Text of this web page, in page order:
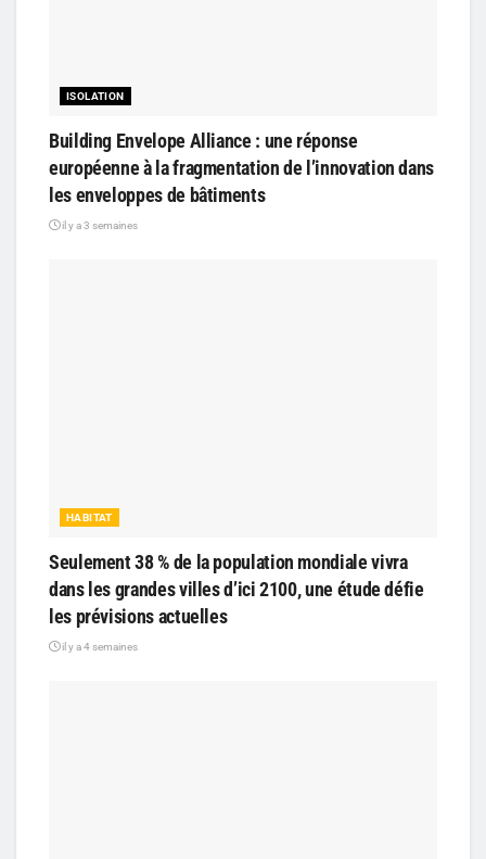
ISOLATION
Building Envelope Alliance : une réponse
européenne à la fragmentation de l’innovation dans
les enveloppes de bâtiments
il y a 3 semaines
HABITAT
Seulement 38 % de la population mondiale vivra
dans les grandes villes d’ici 2100, une étude défie
les prévisions actuelles
il y a 4 semaines